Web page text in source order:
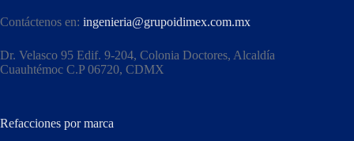
Contáctenos en: ingenieria@grupoidimex.com.mx
Dr. Velasco 95 Edif. 9-204, Colonia Doctores, Alcaldía
Cuauhtémoc C.P 06720, CDMX​
Refacciones por marca